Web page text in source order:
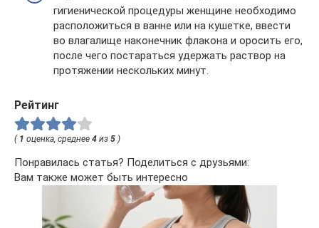
гигиенической процедуры женщине необходимо
расположиться в ванне или на кушетке, ввести
во влагалище наконечник флакона и оросить его,
после чего постараться удержать раствор на
протяжении нескольких минут.
Рейтинг
( 1 оценка, среднее 4 из 5 )
Понравилась статья? Поделиться с друзьями:
Вам также может быть интересно